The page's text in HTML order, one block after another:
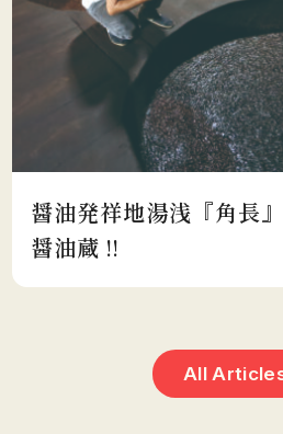
All
醤油発祥地湯浅『角長』
醤油蔵 !!